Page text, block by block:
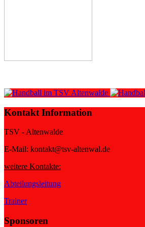
Kontakt Information
TSV - Altenwalde
E-Mail: kontakt@tsv-altenwal.de
weitere Kontakte:
Abteilungsleitung
Trainer
Sponsoren